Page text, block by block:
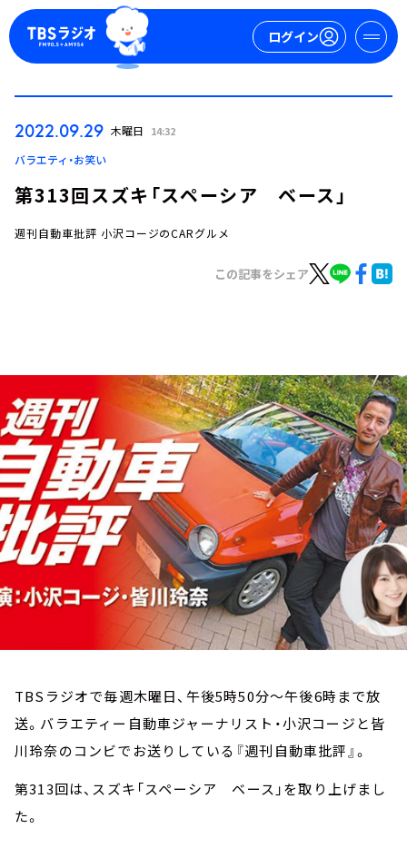
ログイン
ログイン
トピックス
TBS Podcast
お知らせ
イベント・グッズ
YouTube
会社情報
2022.09.29 木曜日 14:32
バラエティ・お笑い
第313回スズキ「スペーシア ベース」
週刊自動車批評 小沢コージのCARグルメ
この記事をシェア
TBSラジオで毎週木曜日、午後5時50分～午後6時まで放
送。バラエティー自動車ジャーナリスト・小沢コージと皆
川玲奈のコンビでお送りしている『週刊自動車批評』。
第313回は、スズキ「スペーシア ベース」を取り上げまし
た。